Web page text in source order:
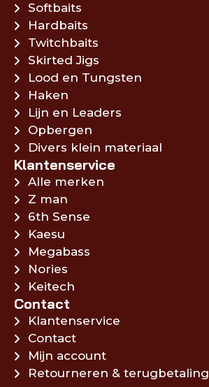
Softbaits
Hardbaits
Twitchbaits
Skirted Jigs
Lood en Tungsten
Haken
Lijn en Leaders
Opbergen
Divers klein materiaal
Klantenservice
Alle merken
Z man
6th Sense
Kaesu
Megabass
Nories
Keitech
Contact
Klantenservice
Contact
Mijn account
Retourneren & terugbetaling